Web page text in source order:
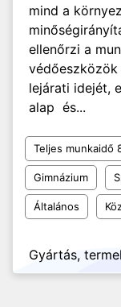
mind a
ellenőrzi a
védőeszközök
lejárati idejét,
alap és...
Teljes munkaidő
Gimnázium
Általános
Gyártás,